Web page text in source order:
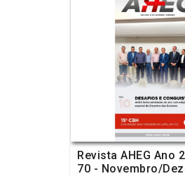
Revista AHEG Ano
70 - Novembro/